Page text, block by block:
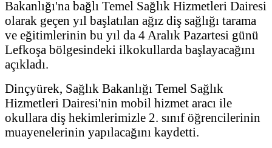
Bakanlığı'na bağlı Temel Sağlık Hizmetleri Dairesi
olarak geçen yıl başlatılan ağız diş sağlığı tarama
ve eğitimlerinin bu yıl da 4 Aralık Pazartesi günü
Lefkoşa bölgesindeki ilkokullarda başlayacağını
açıkladı.
Dinçyürek, Sağlık Bakanlığı Temel Sağlık
Hizmetleri Dairesi'nin mobil hizmet aracı ile
okullara diş hekimlerimizle 2. sınıf öğrencilerinin
muayenelerinin yapılacağını kaydetti.